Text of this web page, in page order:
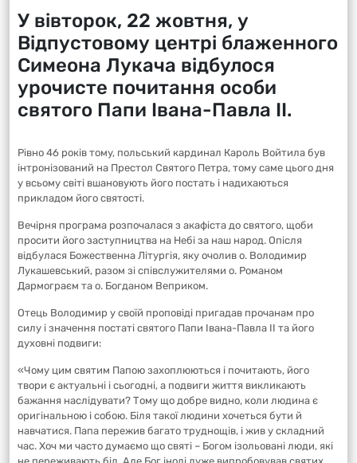
У вівторок, 22 жовтня, у
Відпустовому центрі блаженного
Симеона Лукача відбулося
урочисте почитання особи
святого Папи Івана-Павла II.
Рівно 46 років тому, польський кардинал Кароль Войтила був
інтронізований на Престол Святого Петра, тому саме цього дня
у всьому світі вшановують його постать і надихаються
прикладом його святості.
Вечірня програма розпочалася з акафіста до святого, щоби
просити його заступництва на Небі за наш народ. Опісля
відбулася Божественна Літургія, яку очолив о. Володимир
Лукашевський, разом зі співслужителями о. Романом
Дармограєм та о. Богданом Веприком.
Отець Володимир у своїй проповіді пригадав прочанам про
силу і значення постаті святого Папи Івана-Павла II та його
духовні подвиги:
«Чому цим святим Папою захоплюються і почитають, його
твори є актуальні і сьогодні, а подвиги життя викликають
бажання наслідувати? Тому що добре видно, коли людина є
оригінальною і собою. Біля такої людини хочеться бути й
навчатися. Папа пережив багато труднощів, і жив у складний
час. Хоч ми часто думаємо що святі – Богом ізольовані люди, які